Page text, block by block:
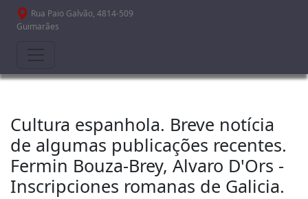
Passar para o conteúdo principal
Rua Paio Galvão, 4814-509
Guimarães
Cultura espanhola. Breve notícia
de algumas publicações recentes.
Fermin Bouza-Brey, Alvaro D'Ors -
Inscripciones romanas de Galicia.